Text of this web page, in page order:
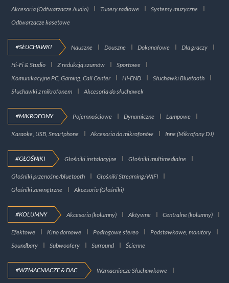
Akcesoria (Odtwarzacze Audio)
Tunery radiowe
Systemy muzyczne
Odtwarzacze kasetowe
#SŁUCHAWKI Nauszne Douszne Dokanałowe Dla graczy
Hi-Fi & Studio Z redukcją szumów
Sportowe
Komunikacyjne PC, Gaming, Call Center
HI-END
Słuchawki Bluetooth
Słuchawki z mikrofonem
Akcesoria do słuchawek
#MIKROFONY Pojemnościowe Dynamiczne Lampowe
Karaoke, USB, Smartphone Akcesoria do mikrofonów Inne (Mikrofony DJ)
#GŁOŚNIKI Głośniki instalacyjne Głośniki multimedialne
Głośniki przenośne/bluetooth
Głośniki Streaming/WIFI
Głośniki zewnętrzne
Akcesoria (Głośniki)
#KOLUMNY Akcesoria (kolumny) Aktywne Centralne (kolumny)
Efektowe Kino domowe Podłogowe stereo
Podstawkowe, monitory
Soundbary
Subwoofery Surround Ścienne
#WZMACNIACZE & DAC Wzmacniacze Słuchawkowe